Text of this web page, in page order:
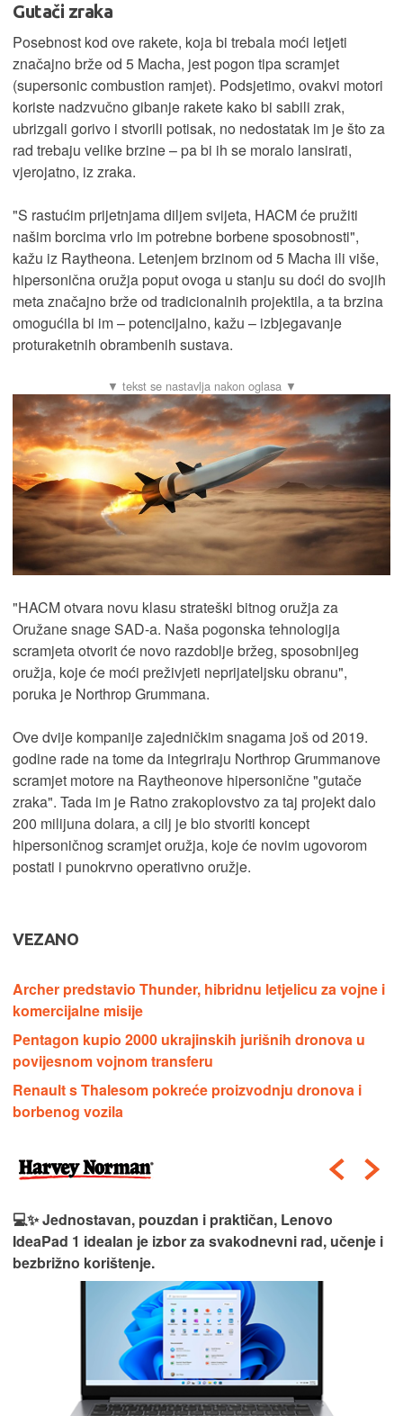
Gutači zraka
Posebnost kod ove rakete, koja bi trebala moći letjeti
značajno brže od 5 Macha, jest pogon tipa scramjet
(supersonic combustion ramjet). Podsjetimo, ovakvi motori
koriste nadzvučno gibanje rakete kako bi sabili zrak,
ubrizgali gorivo i stvorili potisak, no nedostatak im je što za
rad trebaju velike brzine – pa bi ih se moralo lansirati,
vjerojatno, iz zraka.
"S rastućim prijetnjama diljem svijeta, HACM će pružiti
našim borcima vrlo im potrebne borbene sposobnosti",
kažu iz Raytheona. Letenjem brzinom od 5 Macha ili više,
hipersonična oružja poput ovoga u stanju su doći do svojih
meta značajno brže od tradicionalnih projektila, a ta brzina
omogućila bi im – potencijalno, kažu – izbjegavanje
proturaketnih obrambenih sustava.
"HACM otvara novu klasu strateški bitnog oružja za
Oružane snage SAD-a. Naša pogonska tehnologija
scramjeta otvorit će novo razdoblje bržeg, sposobnijeg
oružja, koje će moći preživjeti neprijateljsku obranu",
poruka je Northrop Grummana.
Ove dvije kompanije zajedničkim snagama još od 2019.
godine rade na tome da integriraju Northrop Grummanove
scramjet motore na Raytheonove hipersonične "gutače
zraka". Tada im je Ratno zrakoplovstvo za taj projekt dalo
200 milijuna dolara, a cilj je bio stvoriti koncept
hipersoničnog scramjet oružja, koje će novim ugovorom
postati i punokrvno operativno oružje.
VEZANO
Archer predstavio Thunder, hibridnu letjelicu za vojne i
komercijalne misije
Pentagon kupio 2000 ukrajinskih jurišnih dronova u
povijesnom vojnom transferu
Renault s Thalesom pokreće proizvodnju dronova i
borbenog vozila
💻✨ Jednostavan, pouzdan i praktičan, Lenovo
IdeaPad 1 idealan je izbor za svakodnevni rad, učenje i
bezbrižno korištenje.